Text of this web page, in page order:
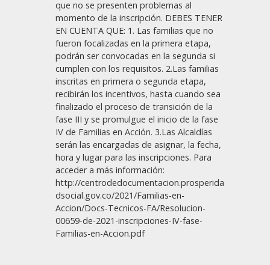
que no se presenten problemas al
momento de la inscripción. DEBES TENER
EN CUENTA QUE: 1. Las familias que no
fueron focalizadas en la primera etapa,
podrán ser convocadas en la segunda si
cumplen con los requisitos. 2.Las familias
inscritas en primera o segunda etapa,
recibirán los incentivos, hasta cuando sea
finalizado el proceso de transición de la
fase III y se promulgue el inicio de la fase
IV de Familias en Acción. 3.Las Alcaldías
serán las encargadas de asignar, la fecha,
hora y lugar para las inscripciones. Para
acceder a más información:
http://centrodedocumentacion.prosperida
dsocial.gov.co/2021/Familias-en-
Accion/Docs-Tecnicos-FA/Resolucion-
00659-de-2021-inscripciones-IV-fase-
Familias-en-Accion.pdf